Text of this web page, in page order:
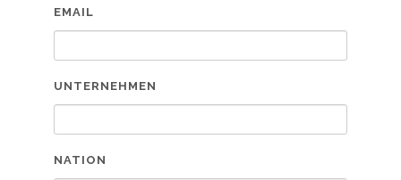
EMAIL
UNTERNEHMEN
NATION